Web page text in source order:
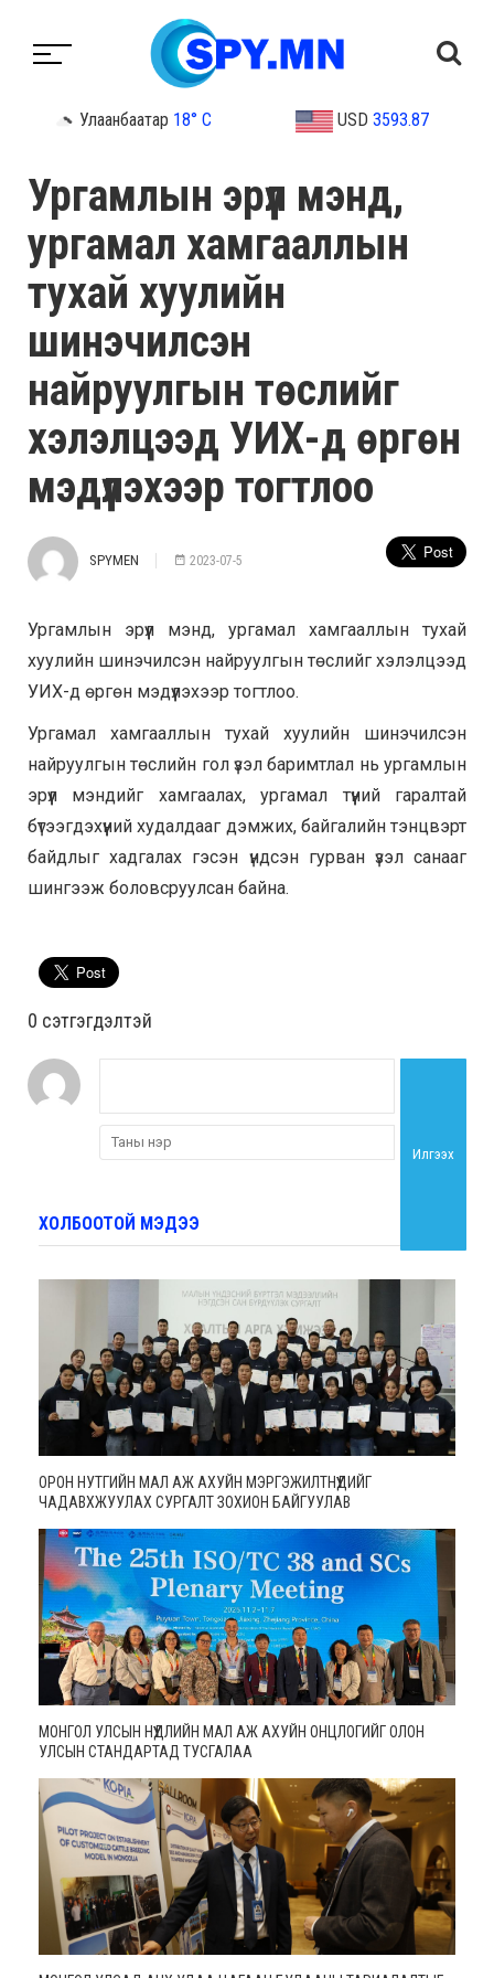
Улаанбаатар 18° C USD 3593.87
Ургамлын эрүүл мэнд,
ургамал хамгааллын
тухай хуулийн
шинэчилсэн
найруулгын төслийг
хэлэлцээд УИХ-д өргөн
мэдүүлэхээр тогтлоо
SPYMEN 2023-07-5
Ургамлын эрүүл мэнд, ургамал хамгааллын тухай
хуулийн шинэчилсэн найруулгын төслийг хэлэлцээд
УИХ-д өргөн мэдүүлэхээр тогтлоо.
Ургамал хамгааллын тухай хуулийн шинэчилсэн
найруулгын төслийн гол үзэл баримтлал нь ургамлын
эрүүл мэндийг хамгаалах, ургамал түүний гаралтай
бүтээгдэхүүний худалдааг дэмжих, байгалийн тэнцвэрт
байдлыг хадгалах гэсэн үндсэн гурван үзэл санааг
шингээж боловсруулсан байна.
0 cэтгэгдэлтэй
Илгээх
ХОЛБООТОЙ МЭДЭЭ
ОРОН НУТГИЙН МАЛ АЖ АХУЙН МЭРГЭЖИЛТНҮҮДИЙГ
ЧАДАВХЖУУЛАХ СУРГАЛТ ЗОХИОН БАЙГУУЛАВ
МОНГОЛ УЛСЫН НҮҮДЛИЙН МАЛ АЖ АХУЙН ОНЦЛОГИЙГ ОЛОН
УЛСЫН СТАНДАРТАД ТУСГАЛАА